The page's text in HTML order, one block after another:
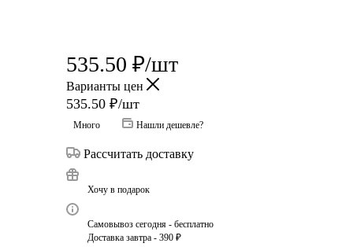
535.50 ₽/шт
Варианты цен
535.50 ₽/шт
Много Нашли дешевле?
Рассчитать доставку
Хочу в подарок
Самовывоз сегодня - бесплатно
Доставка завтра - 390 ₽